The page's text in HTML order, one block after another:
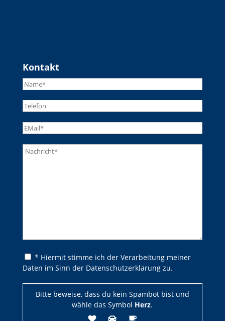
Kontakt
Bitte lasse dieses Feld leer.
Bitte lasse dieses Feld leer.
* Hiermit stimme ich der Verarbeitung meiner
Daten im Sinn der Datenschutzerklärung zu.
Bitte beweise, dass du kein Spambot bist und
wähle das Symbol Herz.